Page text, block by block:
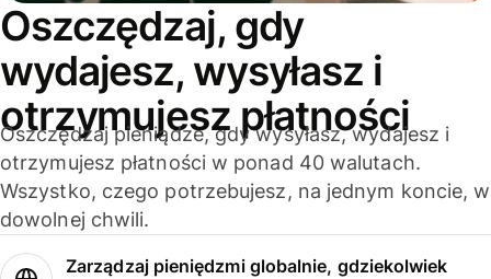
Oszczędzaj, gdy
wydajesz, wysyłasz i
otrzymujesz płatności
Oszczędzaj pieniądze, gdy wysyłasz, wydajesz i
otrzymujesz płatności w ponad 40 walutach.
Wszystko, czego potrzebujesz, na jednym koncie, w
dowolnej chwili.
Zarządzaj pieniędzmi globalnie, gdziekolwiek